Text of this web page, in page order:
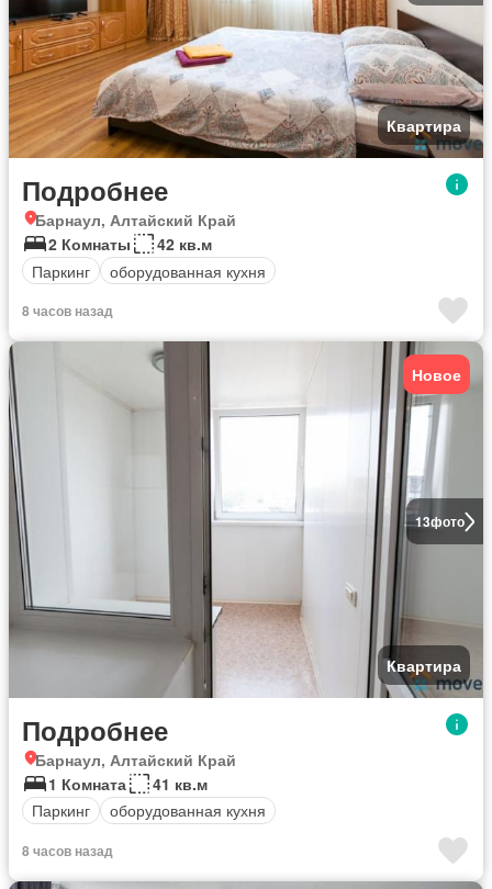
Квартира
Подробнее
Барнаул, Алтайский Край
2 Комнаты
42 кв.м
Паркинг
оборудованная кухня
8 часов назад
13фото
Новое
Квартира
Подробнее
Барнаул, Алтайский Край
1 Комната
41 кв.м
Паркинг
оборудованная кухня
8 часов назад